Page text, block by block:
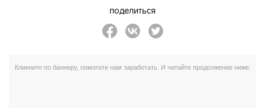
поделиться